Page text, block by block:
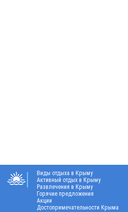
Виды отдыха в Крыму
Активный отдых в Крыму
Развлечения в Крыму
Горячие предложения
Акции
Достопримечательности Крыма